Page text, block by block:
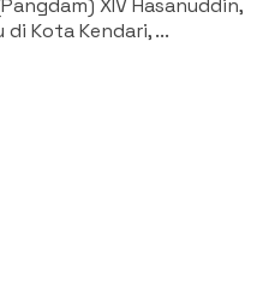
XIV Hasanuddin,
di Kota Kendari, ...